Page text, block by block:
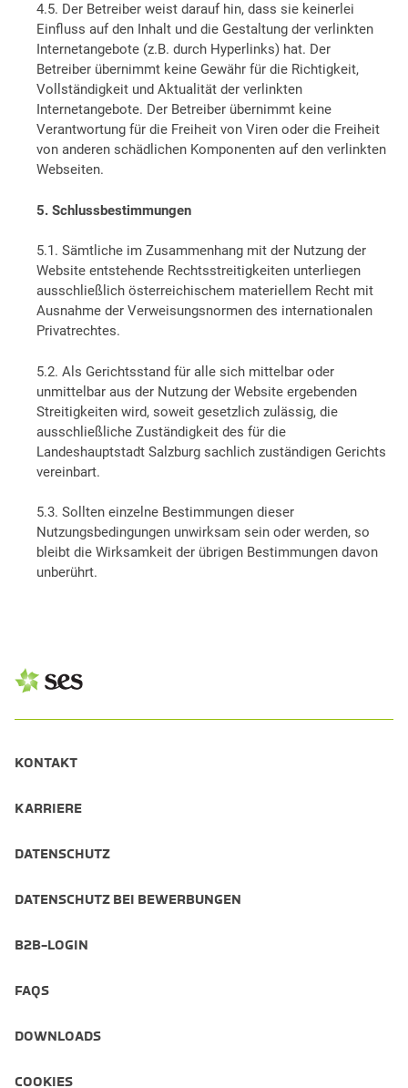
4.5. Der Betreiber weist darauf hin, dass sie keinerlei
Einfluss auf den Inhalt und die Gestaltung der verlinkten
Internetangebote (z.B. durch Hyperlinks) hat. Der
Betreiber übernimmt keine Gewähr für die Richtigkeit,
Vollständigkeit und Aktualität der verlinkten
Internetangebote. Der Betreiber übernimmt keine
Verantwortung für die Freiheit von Viren oder die Freiheit
von anderen schädlichen Komponenten auf den verlinkten
Webseiten.
5. Schlussbestimmungen
5.1. Sämtliche im Zusammenhang mit der Nutzung der
Website entstehende Rechtsstreitigkeiten unterliegen
ausschließlich österreichischem materiellem Recht mit
Ausnahme der Verweisungsnormen des internationalen
Privatrechtes.
5.2. Als Gerichtsstand für alle sich mittelbar oder
unmittelbar aus der Nutzung der Website ergebenden
Streitigkeiten wird, soweit gesetzlich zulässig, die
ausschließliche Zuständigkeit des für die
Landeshauptstadt Salzburg sachlich zuständigen Gerichts
vereinbart.
5.3. Sollten einzelne Bestimmungen dieser
Nutzungsbedingungen unwirksam sein oder werden, so
bleibt die Wirksamkeit der übrigen Bestimmungen davon
unberührt.
KONTAKT
KARRIERE
DATENSCHUTZ
DATENSCHUTZ BEI BEWERBUNGEN
B2B-LOGIN
FAQS
DOWNLOADS
COOKIES